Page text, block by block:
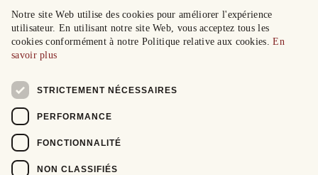
Notre site Web utilise des cookies pour améliorer l'expérience
utilisateur. En utilisant notre site Web, vous acceptez tous les
cookies conformément à notre Politique relative aux cookies.En
savoir plus
STRICTEMENT NÉCESSAIRES
PERFORMANCE
FONCTIONNALITÉ
NON CLASSIFIÉS